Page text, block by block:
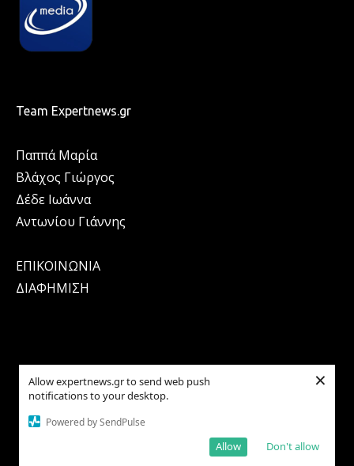
Allow expertnews.gr to send web push
notifications to your desktop.
Powered by SendPulse
Don't allow
Allow
×
Team Expertnews.gr
Παππά Μαρία
Βλάχος Γιώργος
Δέδε Ιωάννα
Αντωνίου Γιάννης
ΕΠΙΚΟΙΝΩΝΙΑ
ΔΙΑΦΗΜΙΣΗ
ΕΛΛΑΔΑ
ΤΟΥΡΙΣΜΟΣ